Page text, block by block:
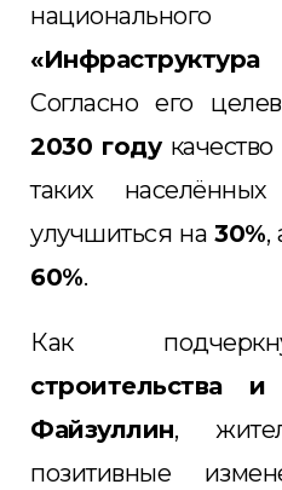
Согласно его
2030 году
таких
улучшиться на30%,
60%.
Как
Файзуллин,
позитивные